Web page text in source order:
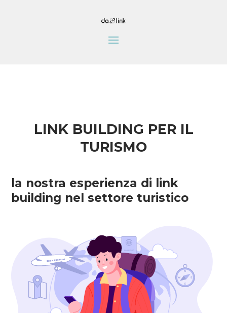
LINK BUILDING PER IL
TURISMO
la nostra esperienza di link
building nel settore turistico